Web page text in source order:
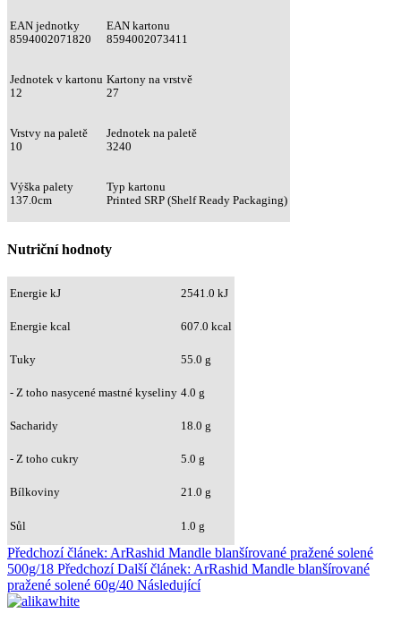
EAN jednotky
8594002071820
EAN kartonu
8594002073411
Jednotek v kartonu
12
Kartony na vrstvě
27
Vrstvy na paletě
10
Jednotek na paletě
3240
Výška palety
137.0cm
Typ kartonu
Printed SRP (Shelf Ready Packaging)
Nutriční hodnoty
Energie kJ 2541.0 kJ
Energie kcal 607.0 kcal
Tuky 55.0 g
- Z toho nasycené mastné kyseliny 4.0 g
Sacharidy 18.0 g
- Z toho cukry 5.0 g
Bílkoviny 21.0 g
Sůl 1.0 g
Předchozí článek: ArRashid Mandle blanšírované pražené solené
500g/18 Předchozí Další článek: ArRashid Mandle blanšírované
pražené solené 60g/40 Následující